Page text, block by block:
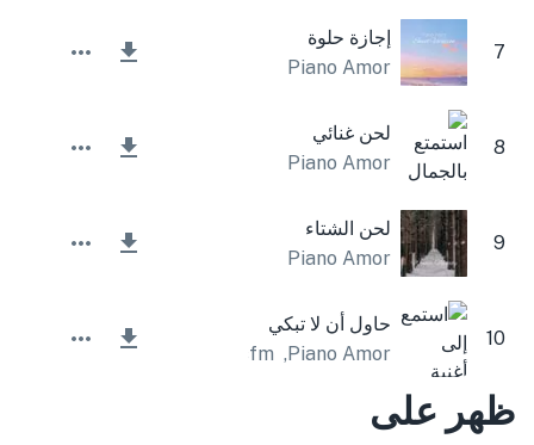
7
إجازة حلوة
Piano Amor
8
لحن غنائي
Piano Amor
9
لحن الشتاء
Piano Amor
10
حاول أن لا تبكي
Piano Amor
,
Lesfm
ظهر على